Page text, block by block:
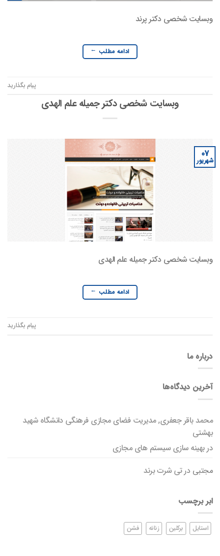
وبسایت شخصی دکتر پرند
ادامه مطلب →
پیام بگذارید
وبسایت شخصی دکتر جمیله علم الهدی
07
شهریور
وبسایت شخصی دکتر جمیله علم الهدی
ادامه مطلب →
پیام بگذارید
درباره ما
آخرین دیدگاه‌ها
محمد باقر جعفری, مدیریت فضای مجازی فرهنگی دانشگاه شهید
بهشتی
دربهینه سازی سیستم های مجازی
مجتبی درتی شرت برند
ابر برچسب
استایل برکلین زنانه فشن